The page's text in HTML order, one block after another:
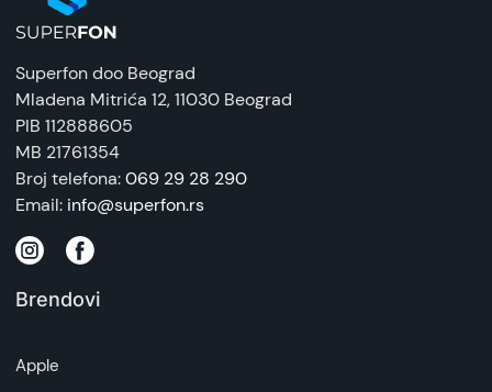
Superfon doo Beograd
Mladena Mitrića 12, 11030 Beograd
PIB 112888605
MB 21761354
Broj telefona:069 29 28 290
Email: info@superfon.rs
Brendovi
Apple